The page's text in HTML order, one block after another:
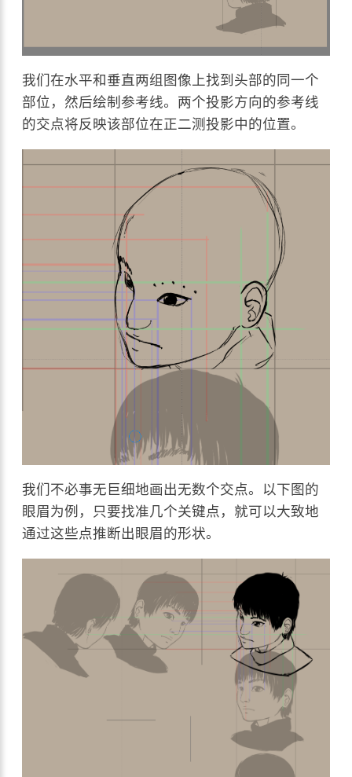
我们在水平和垂直两组图像上找到头部的同一个
部位，然后绘制参考线。两个投影方向的参考线
的交点将反映该部位在正二测投影中的位置。
我们不必事无巨细地画出无数个交点。以下图的
眼眉为例，只要找准几个关键点，就可以大致地
通过这些点推断出眼眉的形状。